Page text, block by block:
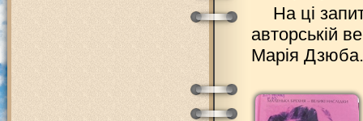
На ці
авторській
Марія Дзюба.